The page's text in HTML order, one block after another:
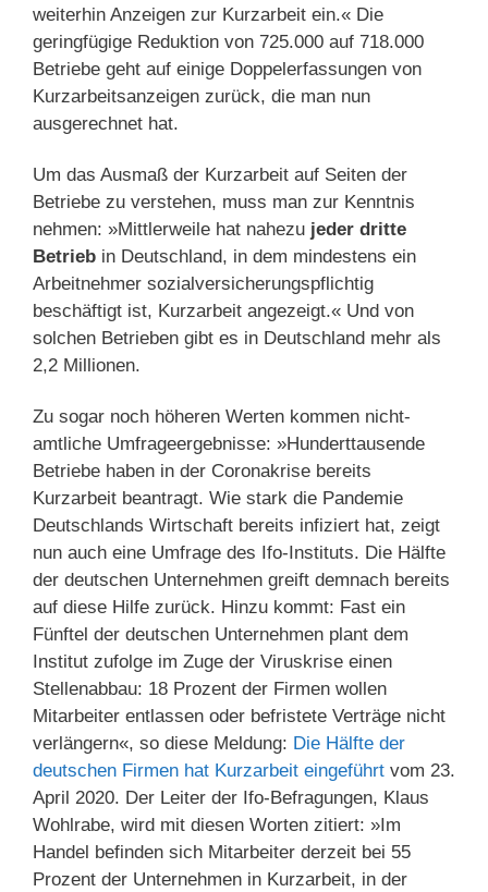
weiterhin Anzeigen zur Kurzarbeit ein.« Die
geringfügige Reduktion von 725.000 auf 718.000
Betriebe geht auf einige Doppelerfassungen von
Kurzarbeitsanzeigen zurück, die man nun
ausgerechnet hat.
Um das Ausmaß der Kurzarbeit auf Seiten der
Betriebe zu verstehen, muss man zur Kenntnis
nehmen: »Mittlerweile hat nahezu jeder dritte
Betrieb in Deutschland, in dem mindestens ein
Arbeitnehmer sozialversicherungspflichtig
beschäftigt ist, Kurzarbeit angezeigt.« Und von
solchen Betrieben gibt es in Deutschland mehr als
2,2 Millionen.
Zu sogar noch höheren Werten kommen nicht-
amtliche Umfrageergebnisse: »Hunderttausende
Betriebe haben in der Coronakrise bereits
Kurzarbeit beantragt. Wie stark die Pandemie
Deutschlands Wirtschaft bereits infiziert hat, zeigt
nun auch eine Umfrage des Ifo-Instituts. Die Hälfte
der deutschen Unternehmen greift demnach bereits
auf diese Hilfe zurück. Hinzu kommt: Fast ein
Fünftel der deutschen Unternehmen plant dem
Institut zufolge im Zuge der Viruskrise einen
Stellenabbau: 18 Prozent der Firmen wollen
Mitarbeiter entlassen oder befristete Verträge nicht
verlängern«, so diese Meldung: Die Hälfte der
deutschen Firmen hat Kurzarbeit eingeführt vom 23.
April 2020. Der Leiter der Ifo-Befragungen, Klaus
Wohlrabe, wird mit diesen Worten zitiert: »Im
Handel befinden sich Mitarbeiter derzeit bei 55
Prozent der Unternehmen in Kurzarbeit, in der